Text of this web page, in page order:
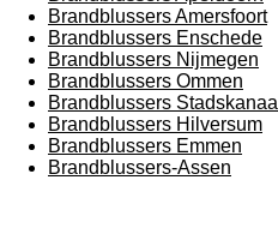
Brandblussers Amersfoort
Brandblussers Enschede
Brandblussers Nijmegen
Brandblussers Ommen
Brandblussers Stadskanaal
Brandblussers Hilversum
Brandblussers Emmen
Brandblussers-Assen